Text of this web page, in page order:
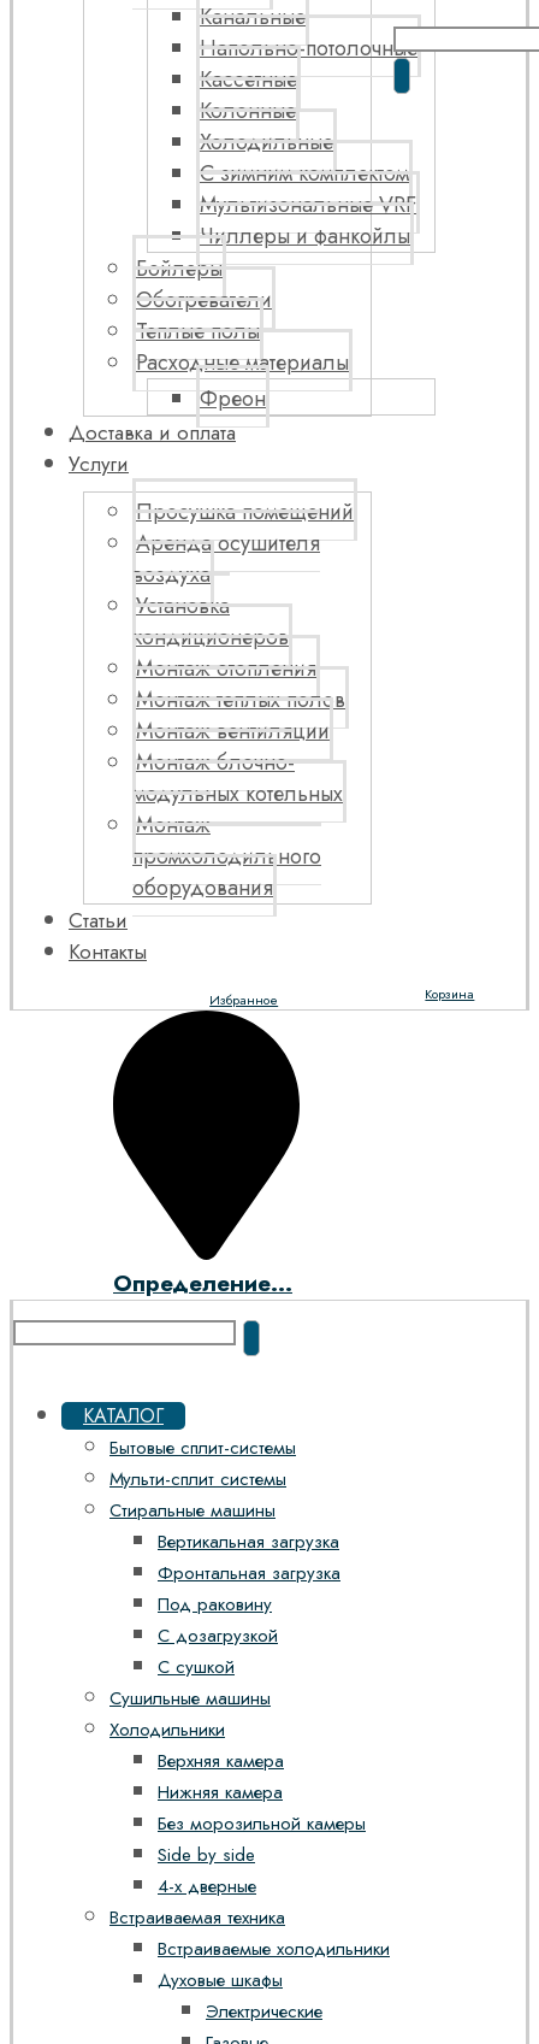
Канальные
Напольно-потолочные
Кассетные
Колонные
Холодильные
С зимним комплектом
Мультизональные VRF
Чиллеры и фанкойлы
Бойлеры
Обогреватели
Теплые полы
Расходные материалы
Фреон
Доставка и оплата
Услуги
Просушка помещений
Аренда осушителя
воздуха
Установка
кондиционеров
Монтаж отопления
Монтаж теплых полов
Монтаж вентиляции
Монтаж блочно-
модульных котельных
Монтаж
промхолодильного
оборудования
Статьи
Контакты
Корзина
Избранное
Определение...
КАТАЛОГ
Бытовые сплит-системы
Мульти-сплит системы
Стиральные машины
Вертикальная загрузка
Фронтальная загрузка
Под раковину
С дозагрузкой
С сушкой
Сушильные машины
Холодильники
Верхняя камера
Нижняя камера
Без морозильной камеры
Side by side
4-х дверные
Встраиваемая техника
Встраиваемые холодильники
Духовые шкафы
Электрические